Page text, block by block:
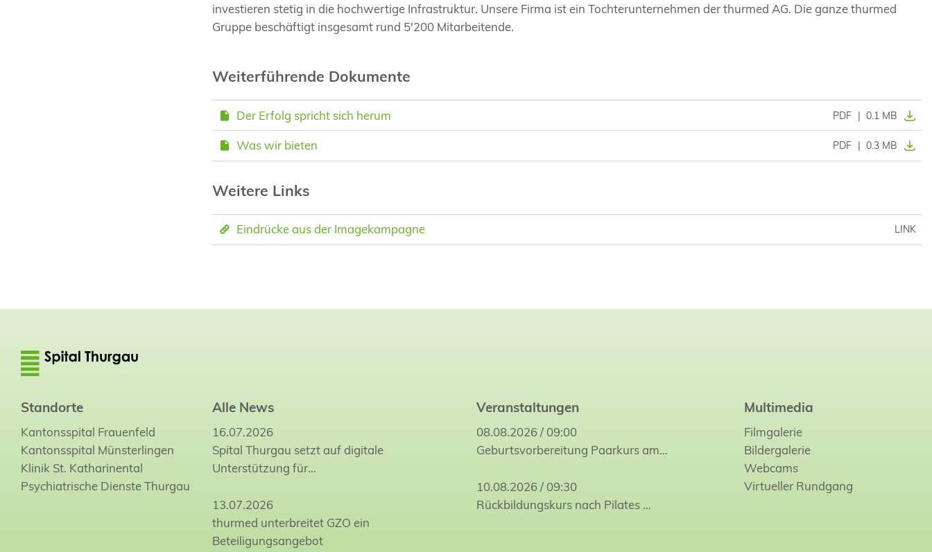
investieren stetig in die hochwertige Infrastruktur. Unsere Firma ist ein Tochterunternehmen der thurmed AG. Die ganze thurmed
Gruppe beschäftigt insgesamt rund 5'200 Mitarbeitende.
Weiterführende Dokumente
Der Erfolg spricht sich herum PDF | 0.1 MB
Was wir bieten PDF 0.3 MB
Weitere Links
Eindrücke aus der Imagekampagne LINK
Standorte
Kantonsspital Frauenfeld
Kantonsspital Münsterlingen
Klinik St. Katharinental
Psychiatrische Dienste Thurgau
Alle News
16.07.2026
Spital Thurgau setzt auf digitale
Unterstützung für…
13.07.2026
thurmed unterbreitet GZO ein
Beteiligungsangebot
Veranstaltungen
08.08.2026 / 09:00
Geburtsvorbereitung Paarkurs am…
10.08.2026 / 09:30
Rückbildungskurs nach Pilates…
Multimedia
Filmgalerie
Bildergalerie
Webcams
Virtueller Rundgang